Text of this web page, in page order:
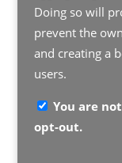
Doing so will
prevent the
and creating a
users.
You are
opt-out.